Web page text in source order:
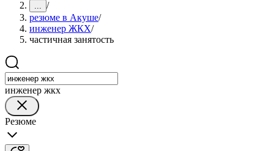
... /
резюме в Акуше/
инженер ЖКХ/
частичная занятость
инженер жкх
Резюме